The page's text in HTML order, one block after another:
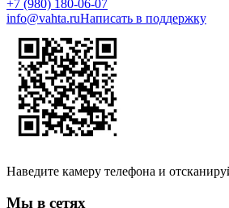
+7 (980) 180-06-07
info@vahta.ruНаписать в поддержку
Наведите камеру телефона и
Мы в сетях